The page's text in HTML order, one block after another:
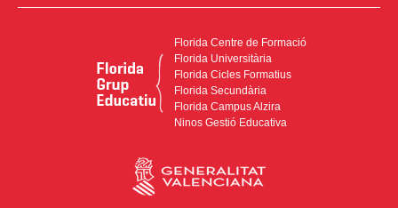
Florida Centre de Formació
Florida Universitària
Florida Cicles Formatius
Florida Secundària
Florida Campus Alzira
Ninos Gestió Educativa